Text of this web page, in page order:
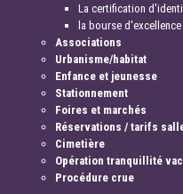
La certification
la bourse d'excellence
Associations
Urbanisme/habitat
Enfance et jeunesse
Stationnement
Foires et marchés
Réservations / tarifs
Cimetière
Opération tranquillité
Procédure crue